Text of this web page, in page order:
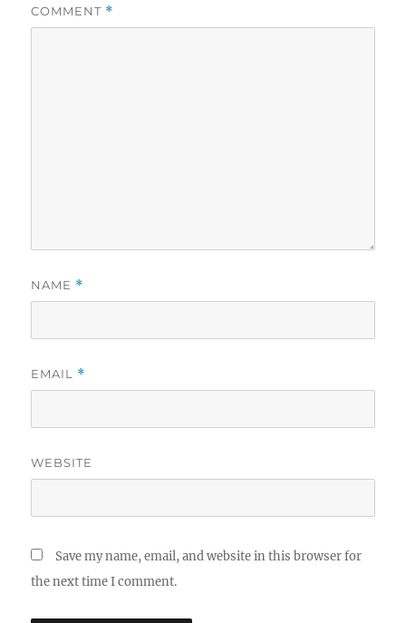
COMMENT *
NAME *
EMAIL *
WEBSITE
Save my name, email, and website in this browser for
the next time I comment.